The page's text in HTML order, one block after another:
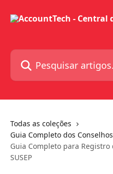
Pesquisar artigos...
Todas as coleções
Guia Completo dos
Guia Completo para
SUSEP